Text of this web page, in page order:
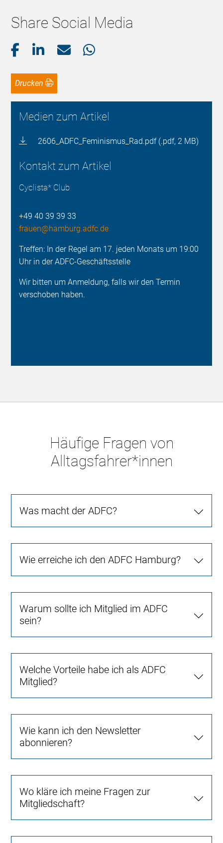
Share Social Media
Drucken
Medien zum Artikel
2606_ADFC_Feminismus_Rad.pdf (.pdf, 2 MB)
Kontakt zum Artikel
Cyclista* Club
+49 40 39 39 33
frauen@hamburg.adfc.de
Treffen: In der Regel am 17. jeden Monats um 19:00
Uhr in der ADFC-Geschäftsstelle
Wir bitten um Anmeldung, falls wir den Termin
verschoben haben.
Häufige Fragen von
Alltagsfahrer*innen
Was macht der ADFC?
Wie erreiche ich den ADFC Hamburg?
Warum sollte ich Mitglied im ADFC
sein?
Welche Vorteile habe ich als ADFC
Mitglied?
Wie kann ich den Newsletter
abonnieren?
Wo kläre ich meine Fragen zur
Mitgliedschaft?